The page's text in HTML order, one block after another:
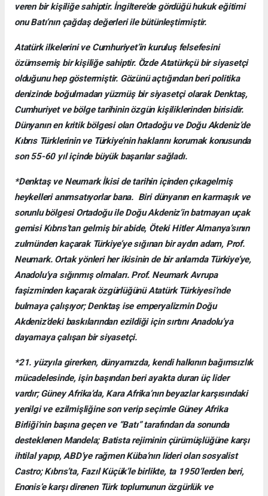
veren bir kişiliğe sahiptir. İngiltere’de gördüğü hukuk eğitimi
onu Batı’nın çağdaş değerleri ile bütünleştirmiştir.
Atatürk ilkelerini ve Cumhuriyet’in kuruluş felsefesini
özümsemiş bir kişiliğe sahiptir. Özde Atatürkçü bir siyasetçi
olduğunu hep göstermiştir. Gözünü açtığından beri politika
denizinde boğulmadan yüzmüş bir siyasetçi olarak Denktaş,
Cumhuriyet ve bölge tarihinin özgün kişiliklerinden birisidir.
Dünyanın en kritik bölgesi olan Ortadoğu ve Doğu Akdeniz’de
Kıbrıs Türklerinin ve Türkiye’nin haklarını korumak konusunda
son 55-60 yıl içinde büyük başarılar sağladı.
*Denktaş ve Neumark İkisi de tarihin içinden çıkagelmiş
heykelleri anımsatıyorlar bana. Biri dünyanın en karmaşık ve
sorunlu bölgesi Ortadoğu ile Doğu Akdeniz’in batmayan uçak
gemisi Kıbrıs’tan gelmiş bir abide, Öteki Hitler Almanya’sının
zulmünden kaçarak Türkiye’ye sığınan bir aydın adam, Prof.
Neumark. Ortak yönleri her ikisinin de bir anlamda Türkiye’ye,
Anadolu’ya sığınmış olmaları. Prof. Neumark Avrupa
faşizminden kaçarak özgürlüğünü Atatürk Türkiyesi’nde
bulmaya çalışıyor; Denktaş ise emperyalizmin Doğu
Akdeniz’deki baskılarından ezildiği için sırtını Anadolu’ya
dayamaya çalışan bir siyasetçi.
*21. yüzyıla girerken, dünyamızda, kendi halkının bağımsızlık
mücadelesinde, işin başından beri ayakta duran üç lider
vardır; Güney Afrika’da, Kara Afrika’nın beyazlar karşısındaki
yenilgi ve ezilmişliğine son verip seçimle Güney Afrika
Birliği’nin başına geçen ve “Batı” tarafından da sonunda
desteklenen Mandela; Batista rejiminin çürümüşlüğüne karşı
ihtilal yapıp, ABD’ye rağmen Küba’nın lideri olan sosyalist
Castro; Kıbrıs’ta, Fazıl Küçük’le birlikte, ta 1950’lerden beri,
Enonis’e karşı direnen Türk toplumunun özgürlük ve